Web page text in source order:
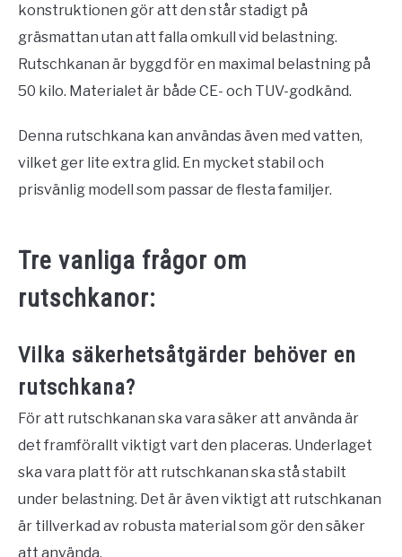
konstruktionen gör att den står stadigt på
gräsmattan utan att falla omkull vid belastning.
Rutschkanan är byggd för en maximal belastning på
50 kilo. Materialet är både CE- och TUV-godkänd.
Denna rutschkana kan användas även med vatten,
vilket ger lite extra glid. En mycket stabil och
prisvänlig modell som passar de flesta familjer.
Tre vanliga frågor om
rutschkanor:
Vilka säkerhetsåtgärder behöver en
rutschkana?
För att rutschkanan ska vara säker att använda är
det framförallt viktigt vart den placeras. Underlaget
ska vara platt för att rutschkanan ska stå stabilt
under belastning. Det är även viktigt att rutschkanan
är tillverkad av robusta material som gör den säker
att använda.